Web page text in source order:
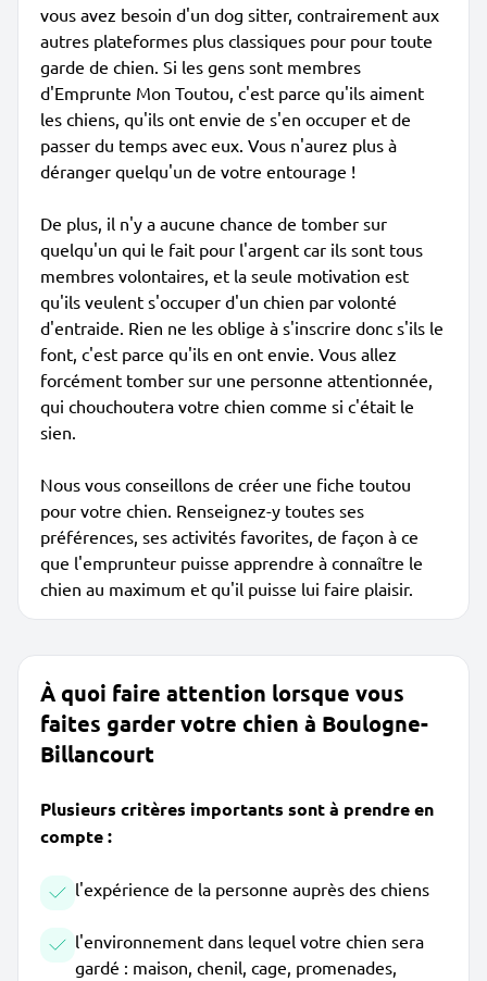
vous avez besoin d'un dog sitter, contrairement aux
autres plateformes plus classiques pour pour toute
garde de chien. Si les gens sont membres
d'Emprunte Mon Toutou, c'est parce qu'ils aiment
les chiens, qu'ils ont envie de s'en occuper et de
passer du temps avec eux. Vous n'aurez plus à
déranger quelqu'un de votre entourage !
De plus, il n'y a aucune chance de tomber sur
quelqu'un qui le fait pour l'argent car ils sont tous
membres volontaires, et la seule motivation est
qu'ils veulent s'occuper d'un chien par volonté
d'entraide. Rien ne les oblige à s'inscrire donc s'ils le
font, c'est parce qu'ils en ont envie. Vous allez
forcément tomber sur une personne attentionnée,
qui chouchoutera votre chien comme si c'était le
sien.
Nous vous conseillons de créer une fiche toutou
pour votre chien. Renseignez-y toutes ses
préférences, ses activités favorites, de façon à ce
que l'emprunteur puisse apprendre à connaître le
chien au maximum et qu'il puisse lui faire plaisir.
À quoi faire attention lorsque vous
faites garder votre chien à Boulogne-
Billancourt
Plusieurs critères importants sont à prendre en
compte :
l'expérience de la personne auprès des chiens
l'environnement dans lequel votre chien sera
gardé : maison, chenil, cage, promenades,